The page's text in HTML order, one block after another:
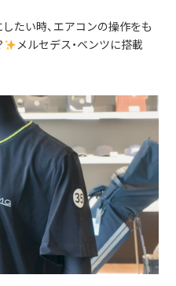
たい時、エアコンの操作をも
メルセデス・ベンツに搭載